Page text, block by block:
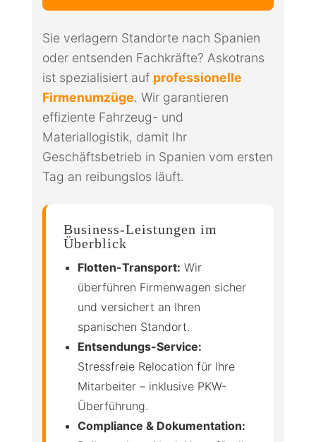
Sie verlagern Standorte nach Spanien
oder entsenden Fachkräfte? Askotrans
ist spezialisiert auf professionelle
Firmenumzüge. Wir garantieren
effiziente Fahrzeug- und
Materiallogistik, damit Ihr
Geschäftsbetrieb in Spanien vom ersten
Tag an reibungslos läuft.
Business-Leistungen im
Überblick
Flotten-Transport: Wir
überführen Firmenwagen sicher
und versichert an Ihren
spanischen Standort.
Entsendungs-Service:
Stressfreie Relocation für Ihre
Mitarbeiter – inklusive PKW-
Überführung.
Compliance & Dokumentation: